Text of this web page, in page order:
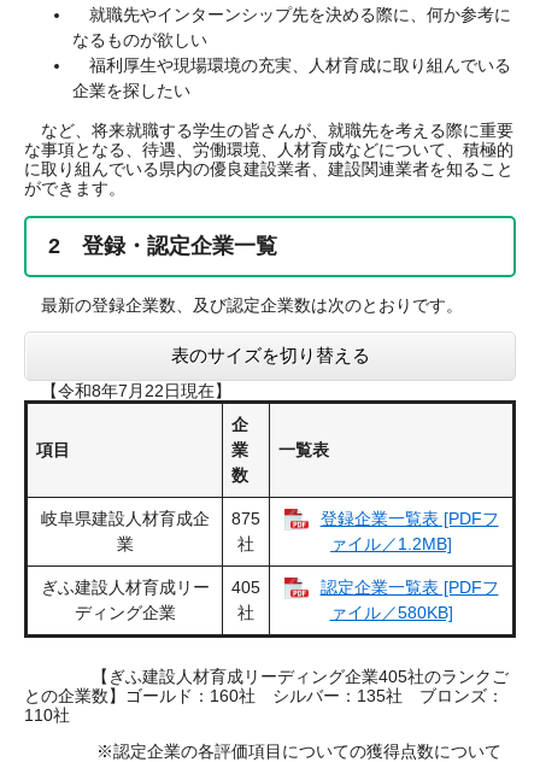
就職先やインターンシップ先を決める際に、何か参考に
なるものが欲しい
福利厚生や現場環境の充実、人材育成に取り組んでいる
企業を探したい
など、将来就職する学生の皆さんが、就職先を考える際に重要
な事項となる、待遇、労働環境、人材育成などについて、積極的
に取り組んでいる県内の優良建設業者、建設関連業者を知ること
ができます。
2 登録・認定企業一覧
最新の登録企業数、及び認定企業数は次のとおりです。
表のサイズを切り替える
【令和8年7月22日現在】
項目
企
業
数
一覧表
岐阜県建設人材育成企
業
875
社
登録企業一覧表 [PDFフ
ァイル／1.2MB]
ぎふ建設人材育成リー
ディング企業
405
社
認定企業一覧表 [PDFフ
ァイル／580KB]
【ぎふ建設人材育成リーディング企業405社のランクご
との企業数】ゴールド：160社 シルバー：135社 ブロンズ：
110社
※認定企業の各評価項目についての獲得点数について